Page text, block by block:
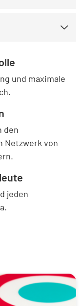
und maximale
den
Netzwerk von
jeden